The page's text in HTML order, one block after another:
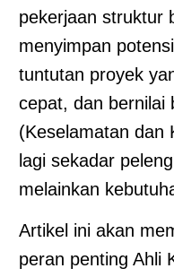
pekerjaan struktur
menyimpan
tuntutan proyek
cepat, dan bernilai
(Keselamatan dan
lagi sekadar
melainkan
Artikel ini akan
peran penting Ahli